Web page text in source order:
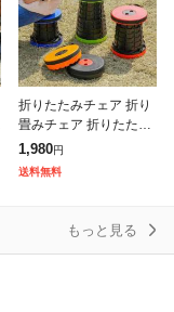
折りたたみチェア 折り
畳みチェア 折りたたみ
椅子 チェアー スツール
軽量 アウトドア コンパ
クト おしゃれ 携帯 持
1,980円
送料無料
もっと見る